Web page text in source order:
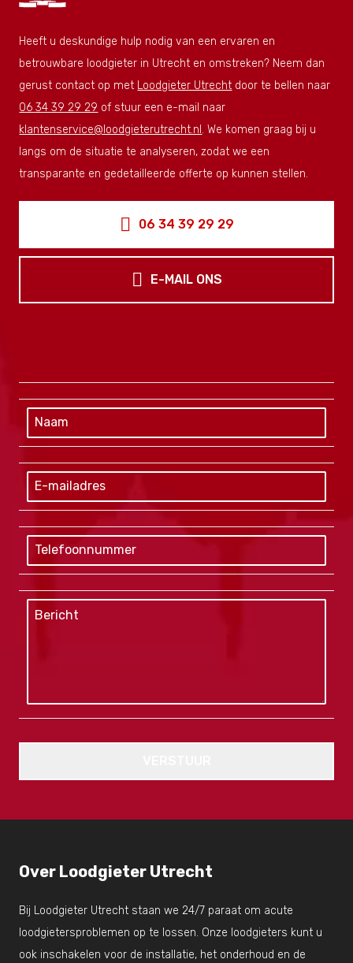
Heeft u deskundige hulp nodig van een ervaren en
betrouwbare loodgieter in Utrecht en omstreken? Neem dan
gerust contact op met Loodgieter Utrecht door te bellen naar
06 34 39 29 29 of stuur een e-mail naar
klantenservice@loodgieterutrecht.nl . We komen graag bij u
langs om de situatie te analyseren, zodat we een
transparante en gedetailleerde offerte op kunnen stellen.
06 34 39 29 29
E-MAIL ONS
Over Loodgieter Utrecht
Bij Loodgieter Utrecht staan we 24/7 paraat om acute
loodgietersproblemen op te lossen. Onze loodgieters kunt u
ook inschakelen voor de installatie, het onderhoud en de